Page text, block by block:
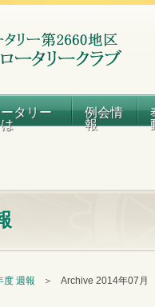
タリー 例会情
報
度 週報 ＞ Archive 2014年07月